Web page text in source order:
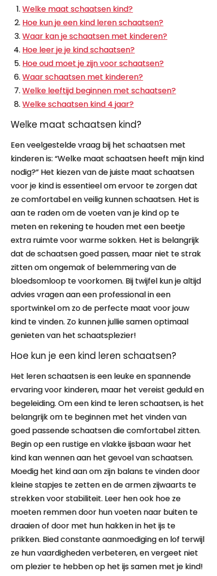
Welke maat schaatsen kind?
Hoe kun je een kind leren schaatsen?
Waar kan je schaatsen met kinderen?
Hoe leer je je kind schaatsen?
Hoe oud moet je zijn voor schaatsen?
Waar schaatsen met kinderen?
Welke leeftijd beginnen met schaatsen?
Welke schaatsen kind 4 jaar?
Welke maat schaatsen kind?
Een veelgestelde vraag bij het schaatsen met
kinderen is: “Welke maat schaatsen heeft mijn kind
nodig?” Het kiezen van de juiste maat schaatsen
voor je kind is essentieel om ervoor te zorgen dat
ze comfortabel en veilig kunnen schaatsen. Het is
aan te raden om de voeten van je kind op te
meten en rekening te houden met een beetje
extra ruimte voor warme sokken. Het is belangrijk
dat de schaatsen goed passen, maar niet te strak
zitten om ongemak of belemmering van de
bloedsomloop te voorkomen. Bij twijfel kun je altijd
advies vragen aan een professional in een
sportwinkel om zo de perfecte maat voor jouw
kind te vinden. Zo kunnen jullie samen optimaal
genieten van het schaatsplezier!
Hoe kun je een kind leren schaatsen?
Het leren schaatsen is een leuke en spannende
ervaring voor kinderen, maar het vereist geduld en
begeleiding. Om een kind te leren schaatsen, is het
belangrijk om te beginnen met het vinden van
goed passende schaatsen die comfortabel zitten.
Begin op een rustige en vlakke ijsbaan waar het
kind kan wennen aan het gevoel van schaatsen.
Moedig het kind aan om zijn balans te vinden door
kleine stapjes te zetten en de armen zijwaarts te
strekken voor stabiliteit. Leer hen ook hoe ze
moeten remmen door hun voeten naar buiten te
draaien of door met hun hakken in het ijs te
prikken. Bied constante aanmoediging en lof terwijl
ze hun vaardigheden verbeteren, en vergeet niet
om plezier te hebben op het ijs samen met je kind!